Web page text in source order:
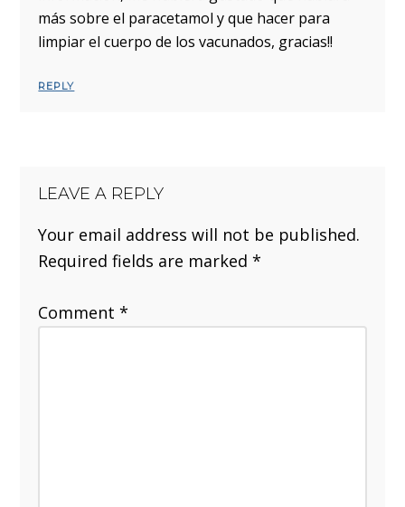
más sobre el paracetamol y que hacer para
limpiar el cuerpo de los vacunados, gracias!!
REPLY
LEAVE A REPLY
Your email address will not be published.
Required fields are marked*
Comment*